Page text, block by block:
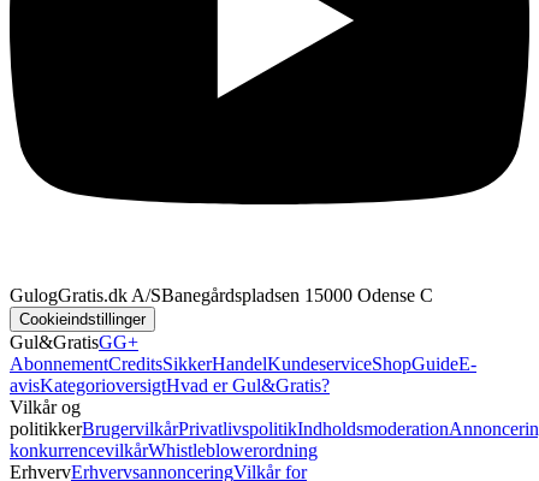
GulogGratis.dk A/SBanegårdspladsen 1 5000 Odense C
Cookieindstillinger
Gul&GratisGG+
AbonnementCreditsSikkerHandelKundeserviceShopGuideE-
avisKategorioversigtHvad er Gul&Gratis?
Vilkår og
politikkerBrugervilkårPrivatlivspolitikIndholdsmoderation
konkurrencevilkårWhistleblowerordning
ErhvervErhvervsannonceringVilkår for